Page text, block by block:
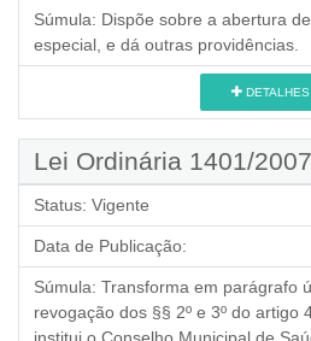
Súmula: Dispõe sobre a abertura
especial, e dá outras providências.
DETALHES
Lei Ordinária 1401/2007
Status: Vigente
Data de Publicação:
Súmula: Transforma em parágrafo
revogação dos §§ 2º e 3º do artigo
institui o Conselho Municipal de